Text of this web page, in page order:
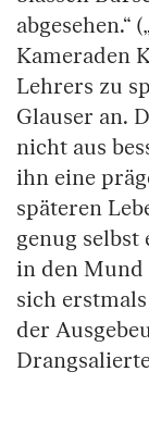
abgesehen.“
Kameraden
Lehrers zu
Glauser an.
nicht aus
ihn eine
späteren
genug selbst
in den Mund
sich
der